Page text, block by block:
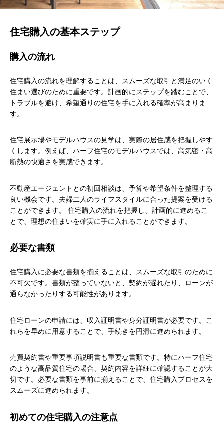
住宅購入の基本ステップ
購入の流れ
住宅購入の流れを理解することは、スムーズな取引と満足のいく
住まい選びのために重要です。計画的にステップを踏むことで、
トラブルを避け、希望通りの住宅を手に入れる確率が高まりま
す。
住宅展示場やモデルハウスの見学は、実際の居住感を把握しやす
くします。例えば、ハーフ住宅のモデルハウスでは、高気密・高
断熱の快適さを実感できます。
不動産エージェントとの初回相談は、予算や希望条件を整理する
良い機会です。夫婦二人のライフスタイルに合った提案を受ける
ことができます。 住宅購入の流れを把握し、計画的に進めるこ
とで、理想の住まいを確実に手に入れることができます。
必要な書類
住宅購入に必要な書類を揃えることは、スムーズな取引のために
不可欠です。書類が整っていないと、契約が遅れたり、ローンが
通らなかったりする可能性があります。
住宅ローンの申請には、収入証明書や身分証明書が必要です。こ
れらを早めに用意することで、手続きを円滑に進められます。
売買契約書や重要事項説明書も重要な書類です。特にハーフ住宅
のような高品質住宅の場合、契約内容を詳細に確認することが大
切です。必要な書類を事前に揃えることで、住宅購入プロセスを
スムーズに進められます。
初めての住宅購入の注意点